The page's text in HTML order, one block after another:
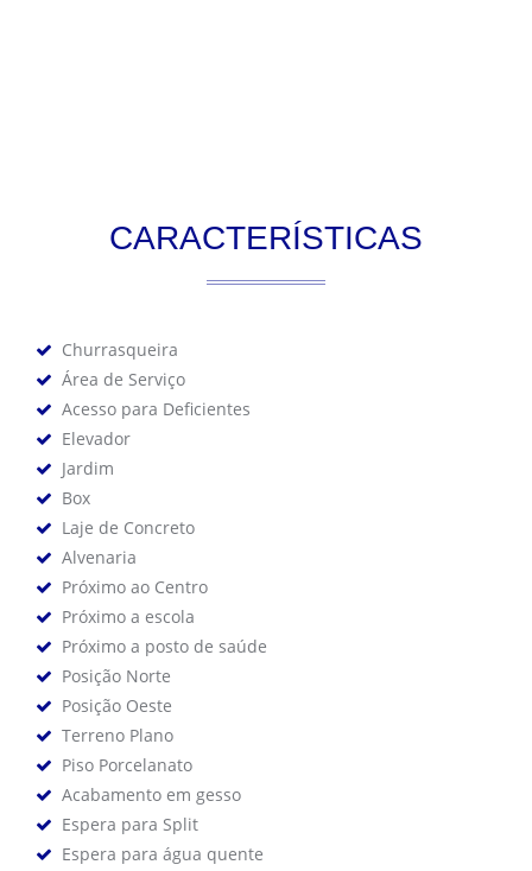
CARACTERÍSTICAS
Churrasqueira
Área de Serviço
Acesso para Deficientes
Elevador
Jardim
Box
Laje de Concreto
Alvenaria
Próximo ao Centro
Próximo a escola
Próximo a posto de saúde
Posição Norte
Posição Oeste
Terreno Plano
Piso Porcelanato
Acabamento em gesso
Espera para Split
Espera para água quente